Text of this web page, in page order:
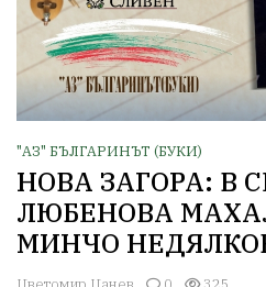
"АЗ" БЪЛГАРИНЪТ (БУКИ)
НОВА ЗАГОРА: В
ЛЮБЕНОВА
МИНЧО